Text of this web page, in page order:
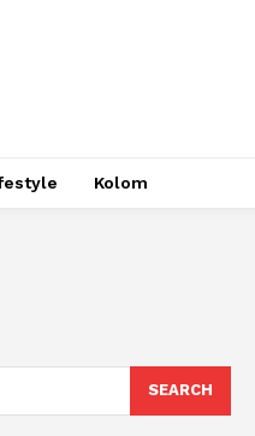
Kolom
SEARCH